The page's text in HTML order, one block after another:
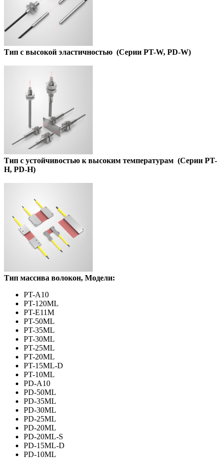
Тип c высокой эластичностью (Серии PT-W, PD-W)
Тип с устойчивостью к высоким температурам (Серии PT-
H, PD-H)
Тип массива волокон, Модели:
PT-A10
PT-120ML
PT-E11M
PT-50ML
PT-35ML
PT-30ML
PT-25ML
PT-20ML
PT-15ML-D
PT-10ML
PD-A10
PD-50ML
PD-35ML
PD-30ML
PD-25ML
PD-20ML
PD-20ML-S
PD-15ML-D
PD-10ML